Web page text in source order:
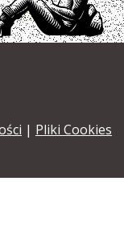
| Pliki Cookies